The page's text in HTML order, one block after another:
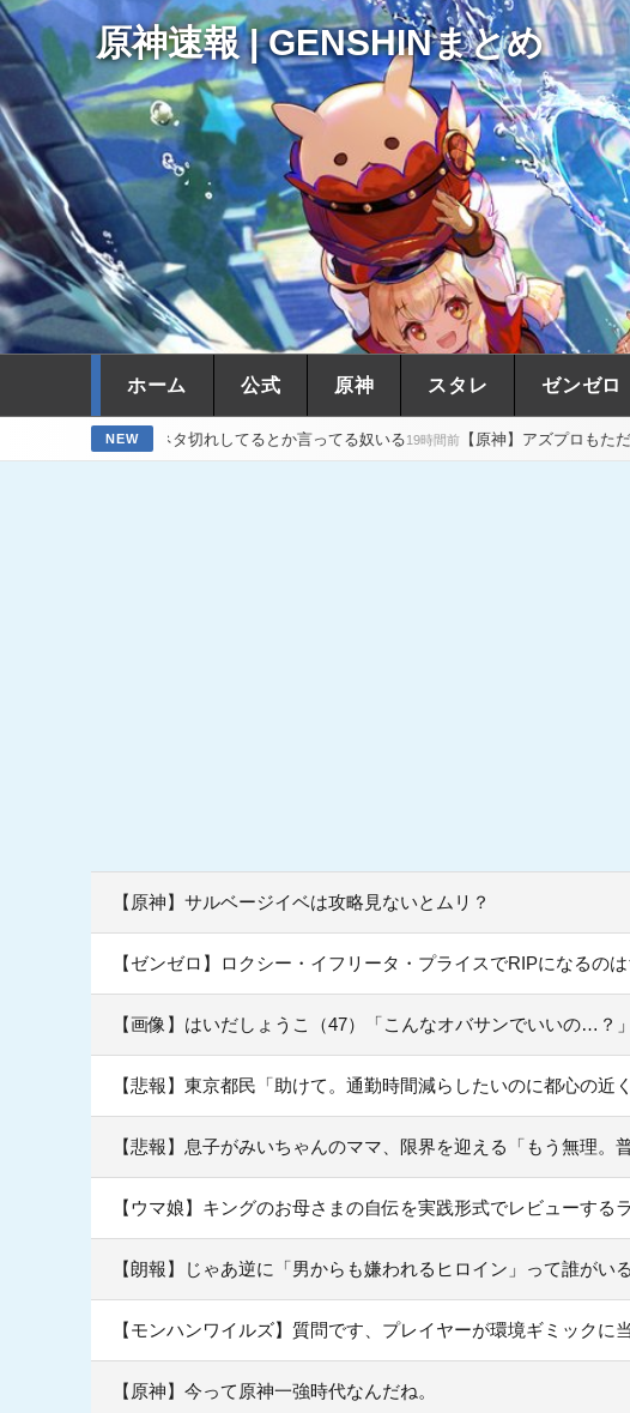
原神速報 | GENSHINまとめ
ホーム 公式 原神 スタレ ゼンゼロ
NEW
ネタ切れしてるとか言ってる奴いる19時間前【原神】アズプロもただの美少女動物園じ
【原神】サルベージイベは攻略見ないとムリ？
【ゼンゼロ】ロクシー・イフリータ・プライスでRIPになるの
【画像】はいだしょうこ（47）「こんなオバサンでいいの…？」
【悲報】東京都民「助けて。通勤時間減らしたいのに都心の近
【悲報】息子がみいちゃんのママ、限界を迎える「もう無理。
【ウマ娘】キングのお母さまの自伝を実践形式でレビューする
【朗報】じゃあ逆に「男からも嫌われるヒロイン」って誰がい
【モンハンワイルズ】質問です、プレイヤーが環境ギミック
【原神】今って原神一強時代なんだね。